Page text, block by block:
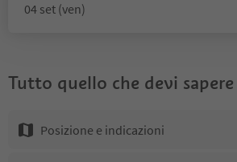
04 set (ven)
Tutto quello che devi sapere
Posizione e indicazioni